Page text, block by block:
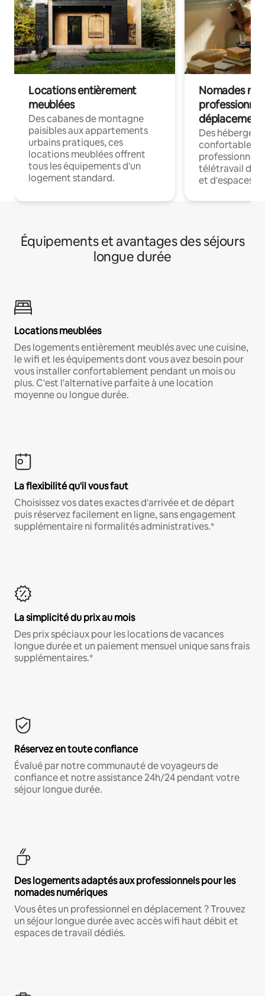
Locations entièrement
meublées
Des cabanes de montagne
paisibles aux appartements
urbains pratiques, ces
locations meublées offrent
tous les équipements d'un
logement standard.
Nomades
déplacement
Des
confortables
professionnels
télétravail
et d'espaces
Équipements et avantages des séjours
longue durée
Locations meublées
Des logements entièrement meublés avec une cuisine,
le wifi et les équipements dont vous avez besoin pour
vous installer confortablement pendant un mois ou
plus. C'est l'alternative parfaite à une location
moyenne ou longue durée.
La flexibilité qu'il vous faut
Choisissez vos dates exactes d'arrivée et de départ
puis réservez facilement en ligne, sans engagement
supplémentaire ni formalités administratives.*
La simplicité du prix au mois
Des prix spéciaux pour les locations de vacances
longue durée et un paiement mensuel unique sans frais
supplémentaires.*
Réservez en toute confiance
Évalué par notre communauté de voyageurs de
confiance et notre assistance 24h/24 pendant votre
séjour longue durée.
Des logements adaptés aux professionnels pour les
nomades numériques
Vous êtes un professionnel en déplacement ? Trouvez
un séjour longue durée avec accès wifi haut débit et
espaces de travail dédiés.